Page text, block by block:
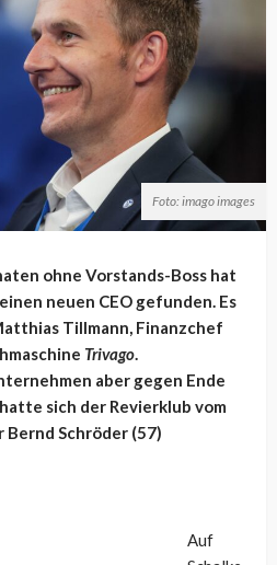
Foto: imago images
ohne Vorstands-Boss hat
neuen CEO gefunden. Es
Tillmann, Finanzchef
Trivago.
aber gegen Ende
sich der Revierklub vom
Schröder (57)
Auf